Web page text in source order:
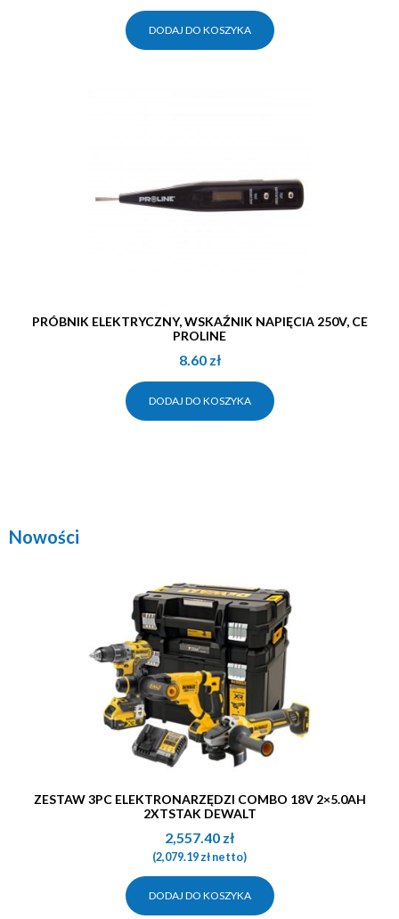
DODAJ DO KOSZYKA
PRÓBNIK ELEKTRYCZNY, WSKAŹNIK NAPIĘCIA 250V, CE
PROLINE
8.60 zł
DODAJ DO KOSZYKA
Nowości
ZESTAW 3PC ELEKTRONARZĘDZI COMBO 18V 2×5.0AH
2XTSTAK DEWALT
2,557.40 zł
(2,079.19złnetto)
DODAJ DO KOSZYKA